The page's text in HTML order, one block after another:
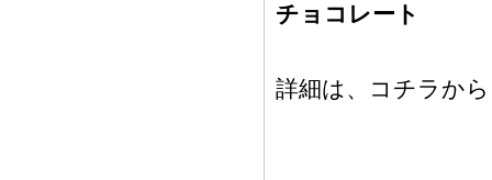
チョコレート
詳細は、コチラか